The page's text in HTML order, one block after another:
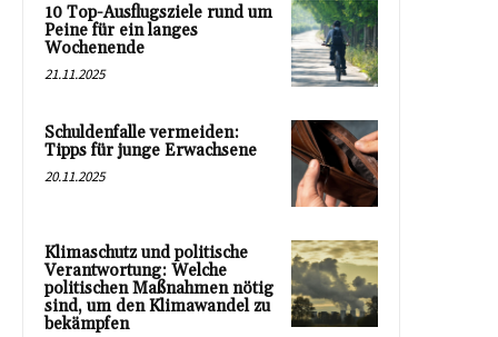
10 Top-Ausflugsziele rund um
Peine für ein langes
Wochenende
21.11.2025
Schuldenfalle vermeiden:
Tipps für junge Erwachsene
20.11.2025
Klimaschutz und politische
Verantwortung: Welche
politischen Maßnahmen nötig
sind, um den Klimawandel zu
bekämpfen